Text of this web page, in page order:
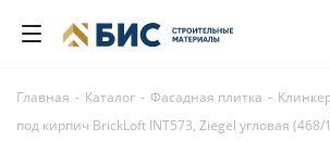
Главная - Каталог - Фасадная плитка -
под кирпич BrickLoft INT573, Ziegel угловая (468/